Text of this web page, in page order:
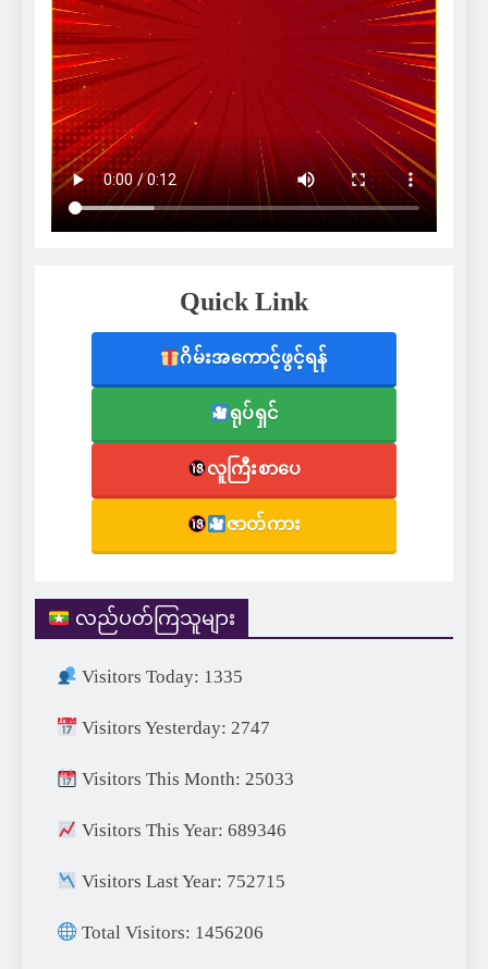
Quick Link
ဂိမ်းအကောင့်ဖွင့်ရန်
ရုပ်ရှင်
လူကြီးစာပေ
ဇာတ်ကား
လည်ပတ်ကြသူများ
Visitors Today: 1335
Visitors Yesterday: 2747
Visitors This Month: 25033
Visitors This Year: 689346
Visitors Last Year: 752715
Total Visitors: 1456206